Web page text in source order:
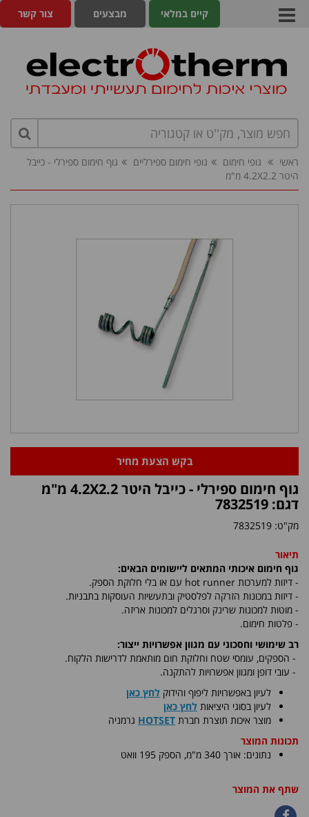
צור קשר מבצעים קיים במלאי
ראשי גופי חימום גופי חימום ספירליים
גוף חימום ספירלי - כייבל
היטר 4.2X2.2 מ"מ
בקש הצעת מחיר
גוף חימום ספירלי - כייבל היטר 4.2X2.2 מ"מ
דגם: 7832519
מק"ט: 7832519
תיאור
גוף חימום איכותי המתאים ליישומים הבאים:
- דיזות למערכות hot runner עם או בלי חלוקת הספק.
- דיזות במכונות הזרקה לפלסטיק ובתעשיות העוסקות בתבניות.
- מוטות למכונות שרינק וסרגלים למכונות אריזה.
- פלטות חימום.
רב שימושי וחסכוני עם מגוון אפשרויות ייצור:
- הספקים, עומסי שטח וחלוקת חום מותאמת לדרישות הלקוח.
- עובי דופן ומגוון אפשרויות להתקנה.
לעיון באפשרויות ליפוף והידוק לחץ כאן
לעיון בסוגי היציאות לחץ כאן
​מוצר איכות תוצרת חברת HOTSET גרמניה
תכונות המוצר
נתונים: אורך 340 מ"מ, הספק 195 וואט
שתף את המוצר